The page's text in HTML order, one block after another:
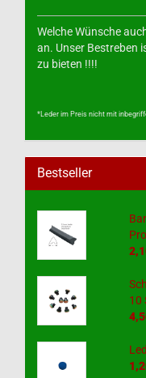
Welche Wünsche
an. Unser Bestreben
zu bieten !!!!
*Leder im Preis nicht mit
Bestseller
10